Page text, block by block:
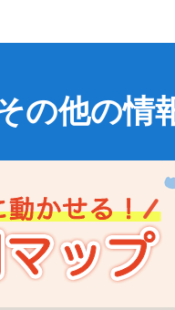
の他の情